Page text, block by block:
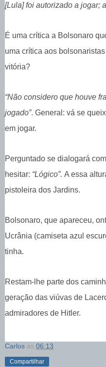
[Lula] foi autorizado a jogar;
É uma crítica a Bolsonaro
uma crítica aos
vitória?
“Não considero que houve
jogado”. General: vá se
em jogar.
Perguntado se dialogará
hesitar: “Lógico”. A essa
pistoleira dos Jardins.
Bolsonaro, que apareceu,
Ucrânia (camiseta azul
tinha.
Restam-lhe parte dos
geração das viúvas de
admiradores de Hitler.
Carlos às 06:13
Compartilhar